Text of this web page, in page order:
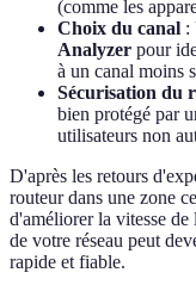
(comme les
Choix du canal :
Analyzer pour
à un canal moins
Sécurisation du
bien protégé par
utilisateurs non
D'après les retours
routeur dans une zone
d'améliorer la vitesse
de votre réseau peut
rapide et fiable.